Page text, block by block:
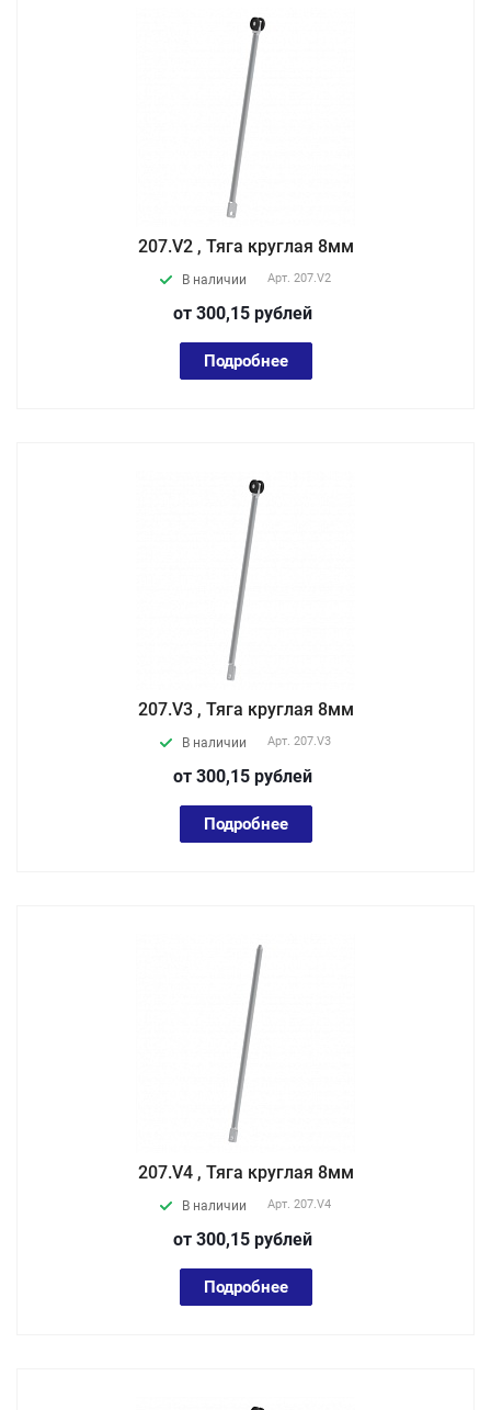
207.V2 , Тяга круглая 8мм
В наличии Арт. 207.V2
от 300,15 рублей
Подробнее
207.V3 , Тяга круглая 8мм
В наличии Арт. 207.V3
от 300,15 рублей
Подробнее
207.V4 , Тяга круглая 8мм
В наличии Арт. 207.V4
от 300,15 рублей
Подробнее